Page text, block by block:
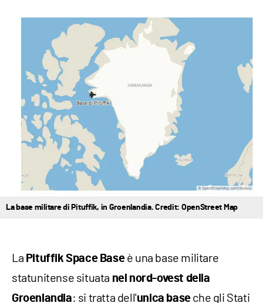
La base militare di Pituffik, in Groenlandia. Credit: OpenStreet Map
La Pituffik Space Baseè una base militare
statunitense situata nel nord-ovest della
Groenlandia: si tratta dell'unica baseche gli Stati